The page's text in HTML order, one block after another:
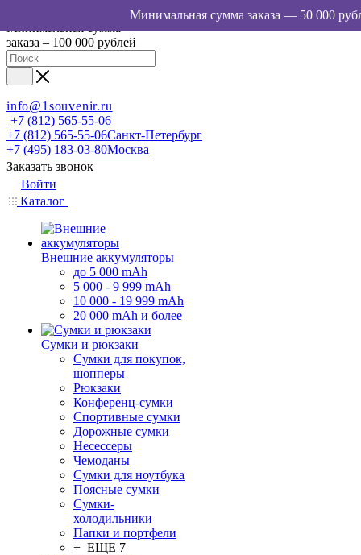
Минимальная сумма
заказа – 100 000 рублей
info@1souvenir.ru
+7 (812) 565-55-06
+7 (812) 565-55-06Санкт-Петербург
+7 (495) 183-03-80Москва
Заказать звонок
Войти
Каталог
Внешние аккумуляторы
до 5 000 mAh
5 000 - 9 999 mAh
10 000 - 19 999 mAh
20 000 mAh и более
Сумки и рюкзаки
Сумки для покупок,
шопперы
Рюкзаки
Конференц-сумки
Спортивные сумки
Дорожные сумки
Несессеры
Чемоданы
Сумки для ноутбука
Поясные сумки
Сумки-
холодильники
Папки и портфели
+ ЕЩЕ 7